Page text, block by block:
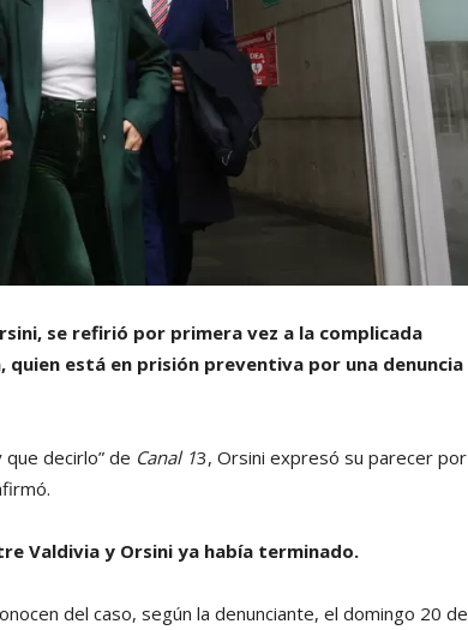
se refirió por primera vez a la complicada
quien está en prisión preventiva por una denuncia
decirlo” de Canal 13, Orsini expresó su parecer por
Valdivia y Orsini ya había terminado.
del caso, según la denunciante, el domingo 20 de